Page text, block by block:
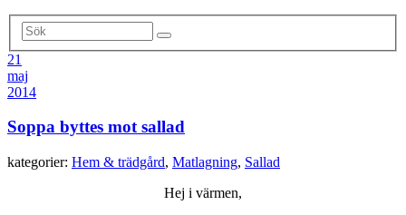
21
maj
2014
Soppa byttes mot sallad
kategorier: Hem & trädgård, Matlagning, Sallad
Hej i värmen,